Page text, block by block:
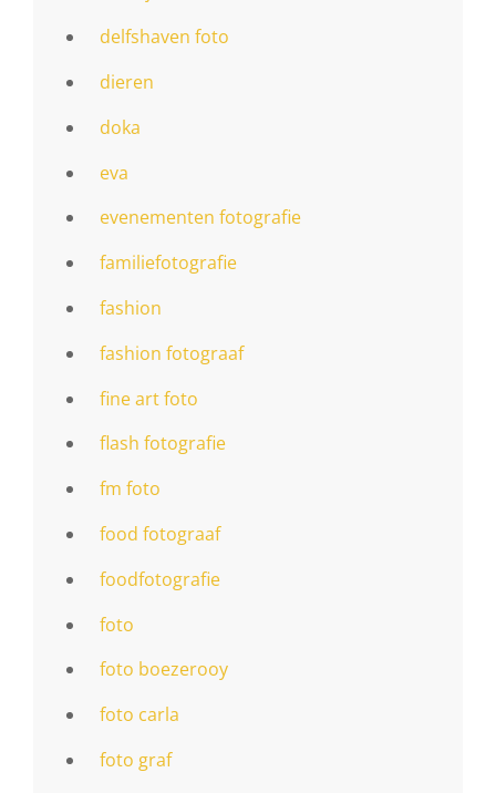
delfshaven foto
dieren
doka
eva
evenementen fotografie
familiefotografie
fashion
fashion fotograaf
fine art foto
flash fotografie
fm foto
food fotograaf
foodfotografie
foto
foto boezerooy
foto carla
foto graf